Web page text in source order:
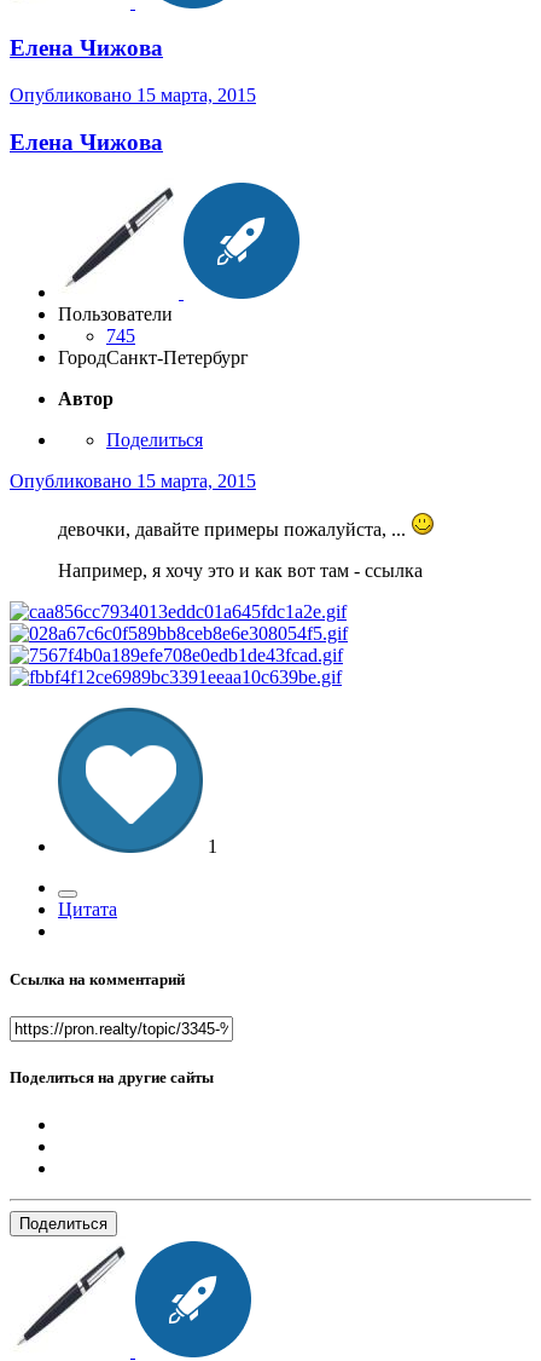
Елена Чижова
Опубликовано 15 марта, 2015
Елена Чижова
Пользователи
745
ГородСанкт-Петербург
Автор
Поделиться
Опубликовано 15 марта, 2015
девочки, давайте примеры пожалуйста, ...
Например, я хочу это и как вот там - ссылка
1
Цитата
Ссылка на комментарий
Поделиться на другие сайты
Поделиться